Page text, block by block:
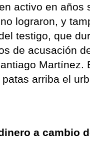
activo en años
lograron, y
testigo, que
de acusación
Martínez.
arriba el
a cambio